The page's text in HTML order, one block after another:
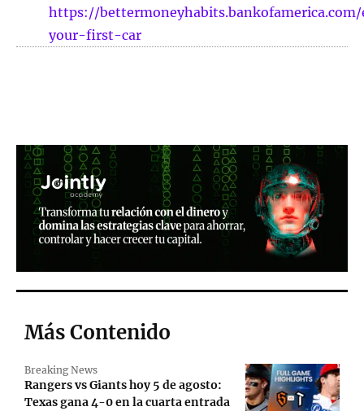
https://
your-first-car
Más Contenido
Breaking News
Rangers vs Giants hoy 5 de agosto:
Texas gana 4-0 en la cuarta entrada